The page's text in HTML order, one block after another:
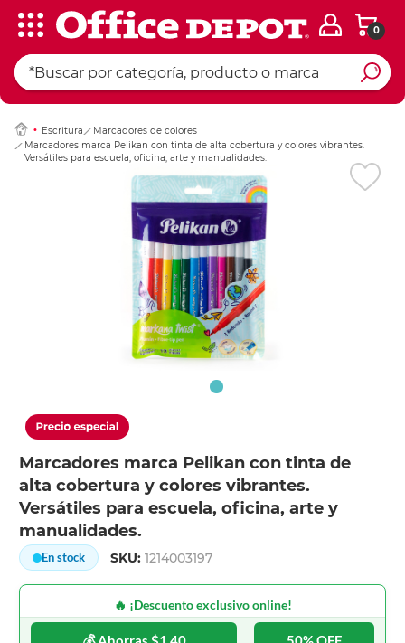
0
Escritura
Marcadores de colores
Marcadores marca Pelikan con tinta de alta cobertura y colores vibrantes.
Versátiles para escuela, oficina, arte y manualidades.
Marcadores marca Pelikan con tinta de
alta cobertura y colores vibrantes.
Versátiles para escuela, oficina, arte y
manualidades.
En stock SKU:1214003197
🔥 ¡Descuento exclusivo online!
Ingresar Codigo